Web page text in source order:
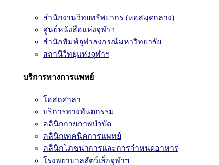
สำนักงานวิทยทรัพยากร (หอสมุดกลาง)
ศูนย์หนังสือแห่งจุฬาฯ
สำนักพิมพ์จุฬาลงกรณ์มหาวิทยาลัย
สถานีวิทยุแห่งจุฬาฯ
บริการทางการแพทย์
โอสถศาลา
บริการทางทันตกรรม
คลินิกกายภาพบำบัด
คลินิกเทคนิคการแพทย์
คลินิกโภชนาการและการกำหนดอาหาร
โรงพยาบาลสัตว์เล็กจุฬาฯ